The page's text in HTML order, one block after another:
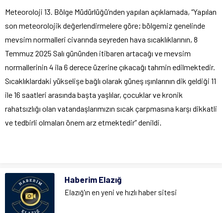
Meteoroloji 13. Bölge Müdürlüğü’nden yapılan açıklamada, “Yapılan
son meteorolojik değerlendirmelere göre; bölgemiz genelinde
mevsim normalleri civarında seyreden hava sıcaklıklarının, 8
Temmuz 2025 Salı gününden itibaren artacağı ve mevsim
normallerinin 4 ila 6 derece üzerine çıkacağı tahmin edilmektedir.
Sıcaklıklardaki yükselişe bağlı olarak güneş ışınlarının dik geldiği 11
ile 16 saatleri arasında başta yaşlılar, çocuklar ve kronik
rahatsızlığı olan vatandaşlarımızın sıcak çarpmasına karşı dikkatli
ve tedbirli olmaları önem arz etmektedir” denildi.
Haberim Elazığ
Elazığ'ın en yeni ve hızlı haber sitesi